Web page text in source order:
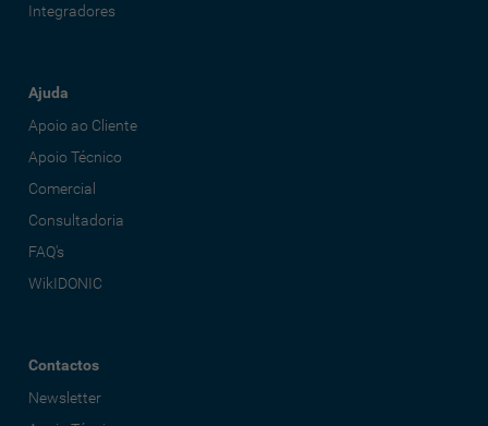
Integradores
Ajuda
Apoio ao Cliente
Apoio Técnico
Comercial
Consultadoria
FAQ's
WikIDONIC
Contactos
Newsletter